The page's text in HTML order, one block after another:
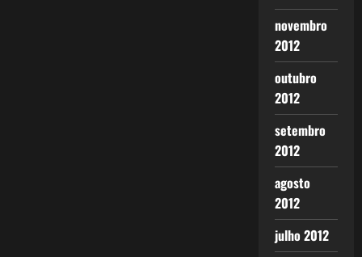
novembro
2012
outubro
2012
setembro
2012
agosto
2012
julho 2012